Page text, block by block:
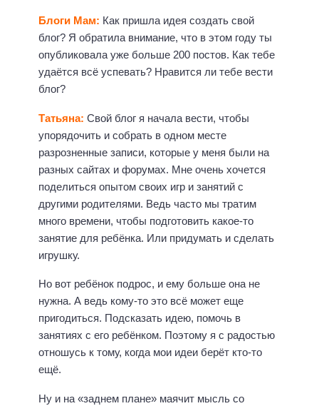
Блоги Мам: Как пришла идея создать свой
блог? Я обратила внимание, что в этом году ты
опубликовала уже больше 200 постов. Как тебе
удаётся всё успевать? Нравится ли тебе вести
блог?
Татьяна: Свой блог я начала вести, чтобы
упорядочить и собрать в одном месте
разрозненные записи, которые у меня были на
разных сайтах и форумах. Мне очень хочется
поделиться опытом своих игр и занятий с
другими родителями. Ведь часто мы тратим
много времени, чтобы подготовить какое-то
занятие для ребёнка. Или придумать и сделать
игрушку.
Но вот ребёнок подрос, и ему больше она не
нужна. А ведь кому-то это всё может еще
пригодиться. Подсказать идею, помочь в
занятиях с его ребёнком. Поэтому я с радостью
отношусь к тому, когда мои идеи берёт кто-то
ещё.
Ну и на «заднем плане» маячит мысль со